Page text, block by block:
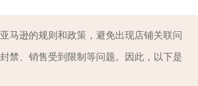
马逊的规则和政策，避免出现店铺关联问
禁、销售受到限制等问题。因此，以下是